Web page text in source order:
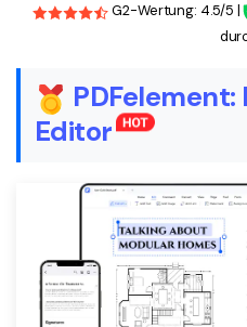
G2-Wertung: 4.5/5 |
Editor